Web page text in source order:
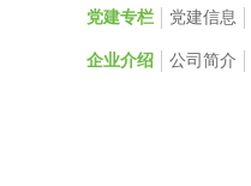
党建专栏 党建信息
企业介绍 公司简介